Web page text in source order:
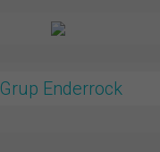
Grup Enderrock